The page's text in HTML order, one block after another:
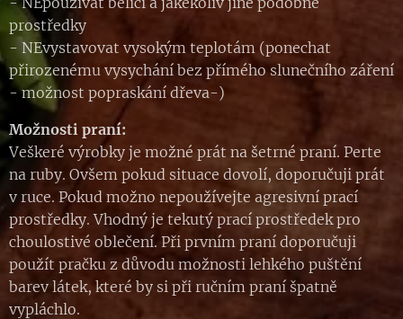
prostředky
- NEvystavovat vysokým teplotám (ponechat
přirozenému vysychání bez přímého slunečního záření
- možnost popraskání dřeva-)
Možnosti praní:
Veškeré výrobky je možné prát na šetrné praní. Perte
na ruby. Ovšem pokud situace dovolí, doporučuji prát
v ruce. Pokud možno nepoužívejte agresivní prací
prostředky. Vhodný je tekutý prací prostředek pro
choulostivé oblečení. Při prvním praní doporučuji
použít pračku z důvodu možnosti lehkého puštění
barev látek, které by si při ručním praní špatně
vypláchlo.